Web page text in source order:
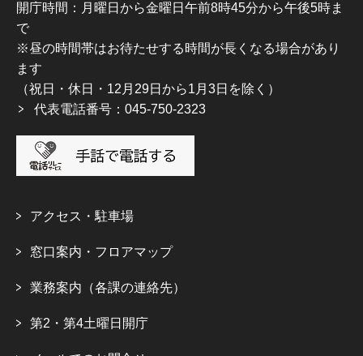
開庁時間：月曜日から金曜日午前8時45分から午後5時ま
で
※昼の時間帯はお待たせする時間が長くなる場合があり
ます
（祝日・休日・12月29日から1月3日を除く）
代表電話番号：045-750-2323
アクセス・駐車場
窓口案内・フロアマップ
業務案内（各課の連絡先）
第2・第4土曜日開庁